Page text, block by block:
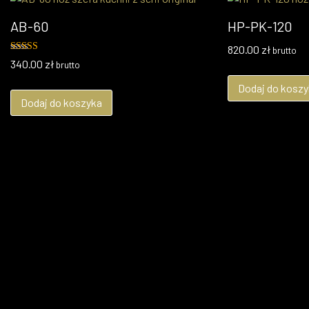
AB-60
Oceniono
5.00
340.00 zł brutto
Dodaj do koszyka
HP-PK-120
820.00 zł brutto
Dodaj do